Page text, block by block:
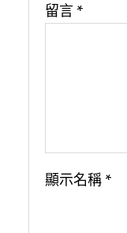
留言 *
顯示名稱 *